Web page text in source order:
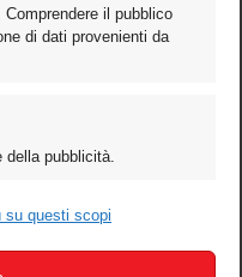
il pubblico
di dati provenienti da
della pubblicità.
su questi scopi